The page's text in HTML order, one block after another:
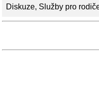
Diskuze, Služby pro